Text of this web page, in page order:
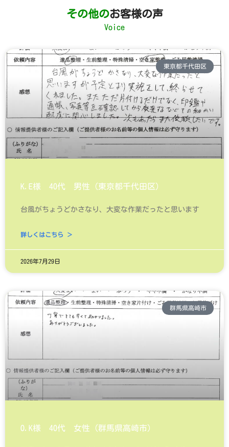
その他のお客様の声
Voice
東京都千代田区
K.E様 40代 男性（東京都千代田区）
台風がちょうどかさなり、大変な作業だったと思います
詳しくはこちら ＞
2026年7月29日
群馬県高崎市
O.K様 40代 女性（群馬県高崎市）